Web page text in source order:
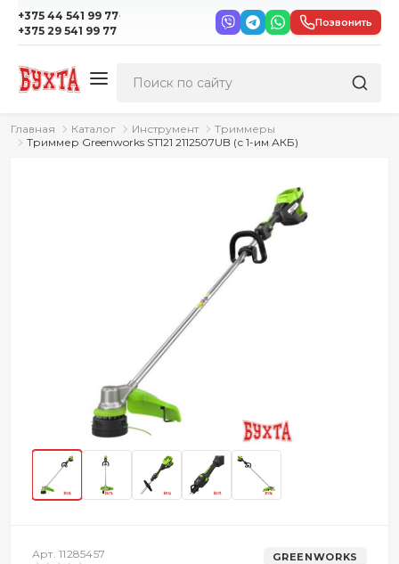
+375 44 541 99 77·
+375 29 541 99 77
Позвонить
Главная Каталог Инструмент
Триммеры
Триммер Greenworks ST121 2112507UB (с 1-им АКБ)
Арт. 11285457 GREENWORKS